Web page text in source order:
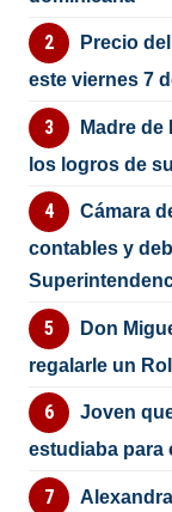
Precio
este viernes 7
Madre
los logros de
Cámara
contables y
Don
regalarle un
Joven
estudiaba para